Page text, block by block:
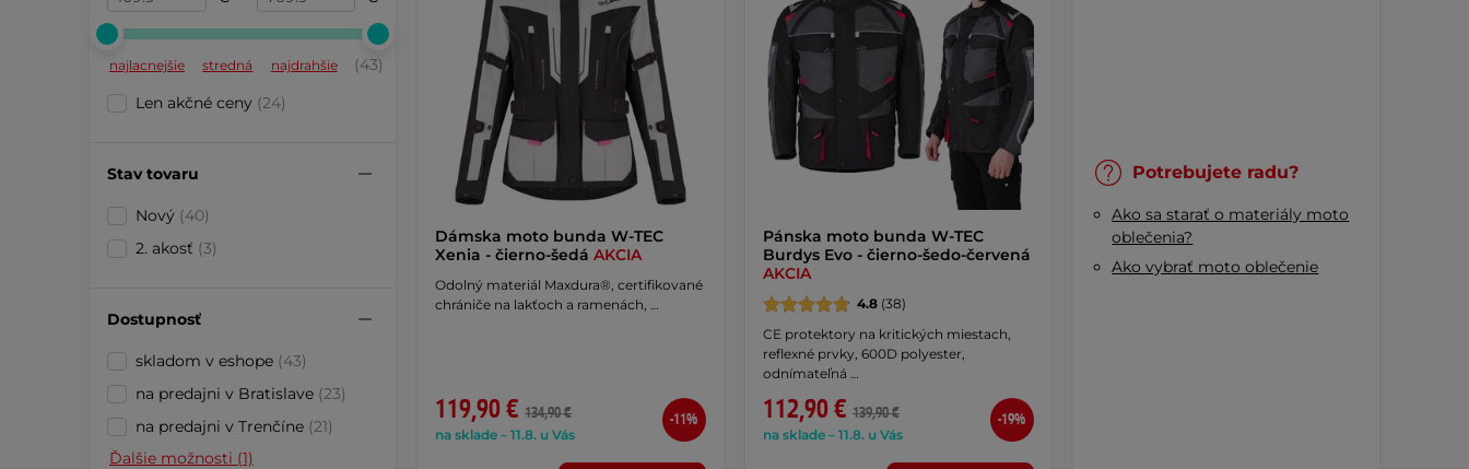
najlacnejšie stredná najdrahšie
(43)
Len akčné ceny (24)
Stav tovaru
Nový (40)
2. akosť (3)
Dostupnosť
skladom v eshope (43)
na predajni v Bratislave (23)
na predajni v Trenčíne (21)
Ďalšie možnosti (1)
Dámska moto bunda W-TEC
Xenia - čierno-šedá AKCIA
Odolný materiál Maxdura®, certifikované
chrániče na lakťoch a ramenách, …
119,90 € 134,90 €
na sklade – 11.8. u Vás
-11%
Pánska moto bunda W-TEC
Burdys Evo - čierno-šedo-červená
AKCIA
4.8(38)
CE protektory na kritických miestach,
reflexné prvky, 600D polyester,
odnímateľná …
112,90 € 139,90 €
na sklade – 11.8. u Vás
-19%
Potrebujete radu?
Ako sa starať o materiály moto
oblečenia?
Ako vybrať moto oblečenie